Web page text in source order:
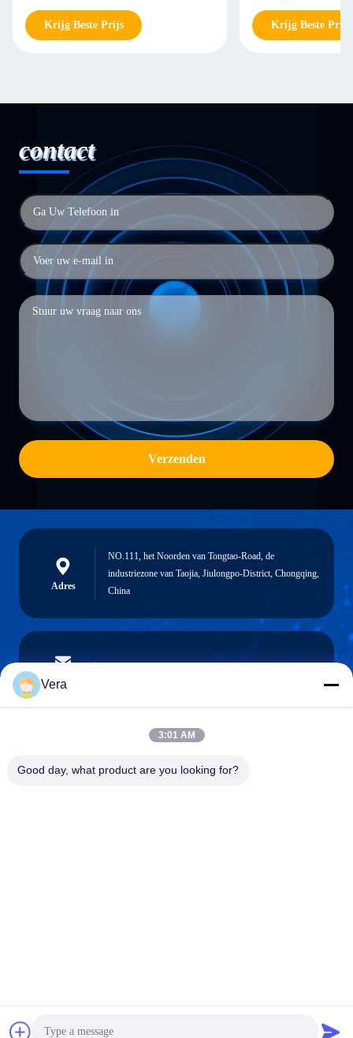
Krijg Beste Prijs Krijg Beste Prijs
contact
Verzenden
Adres
NO.111, het Noorden van Tongtao-Road, de
industriezone van Taojia, Jiulongpo-District, Chongqing,
China
E-mail
Telefoon
Vera
3:01 AM
Good day, what product are you looking for?